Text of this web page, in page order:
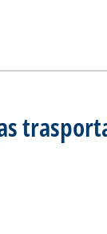
gas
2017
gas